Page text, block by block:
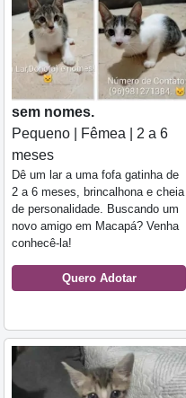
sem nomes.
Pequeno | Fêmea | 2 a 6
meses
Dê um lar a uma fofa gatinha de
2 a 6 meses, brincalhona e cheia
de personalidade. Buscando um
novo amigo em Macapá? Venha
conhecê-la!
Quero Adotar